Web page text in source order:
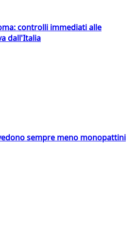
controlli immediati alle
dall'Italia
sempre meno monopattini